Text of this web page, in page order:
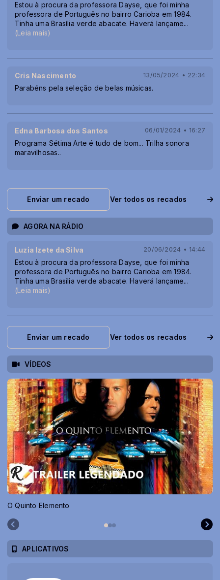
Estou à procura da professora Dayse, que foi minha
professora de Português no bairro Carioba em 1984.
Tinha uma Brasília verde abacate. Haverá lançame...
(Leia mais)
Cris Nascimento 13/05/2024 • 22:34
Parabéns pela seleção de belas músicas.
Edna Barbosa dos Santos 06/01/2024 • 16:27
Programa Sétima Arte é tudo de bom... Trilha sonora
maravilhosas..
Enviar um recado Ver todos os recados
AGORA NA RÁDIO
Luzia Izete da Silva 20/06/2024 • 14:44
Estou à procura da professora Dayse, que foi minha
professora de Português no bairro Carioba em 1984.
Tinha uma Brasília verde abacate. Haverá lançame...
(Leia mais)
Enviar um recado Ver todos os recados
VÍDEOS
O Quinto Elemento
APLICATIVOS